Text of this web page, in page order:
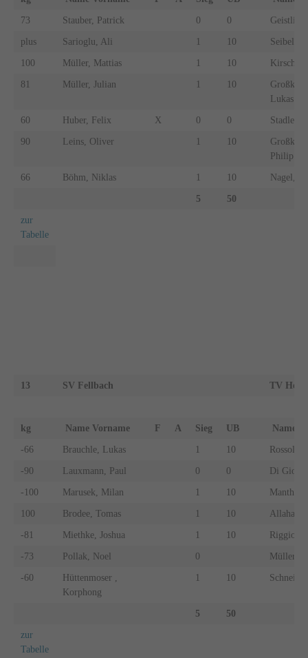
73 Stauber, Patrick 0 0
plus Sarioglu, Ali 1 10 Seibel,
100 Müller, Mattias 1 10 Kirschen,
81 Müller, Julian 1 10
Lukas
60 Huber, Felix X 0 0 Stadler,
90 Leins, Oliver 1 10
Philip
66 Böhm, Niklas 1 10 Nagel,
5 50
zur
Tabelle
13 SV Fellbach TV
kg Name Vorname F A Sieg UB Name
-66 Brauchle, Lukas 1 10 Rossol,
-90 Lauxmann, Paul 0 0 Di Gioia,
-100 Marusek, Milan 1 10 Manthey,
100 Brodee, Tomas 1 10 Allaham,
-81 Miethke, Joshua 1 10 Riggio,
-73 Pollak, Noel 0 Müller,
-60
Hüttenmoser ,
Korphong
1 10
5 50
zur
Tabelle